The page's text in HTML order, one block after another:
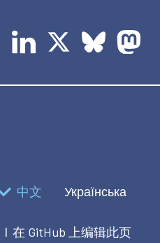
中文 Українська
| 在 GitHub 上编辑此页